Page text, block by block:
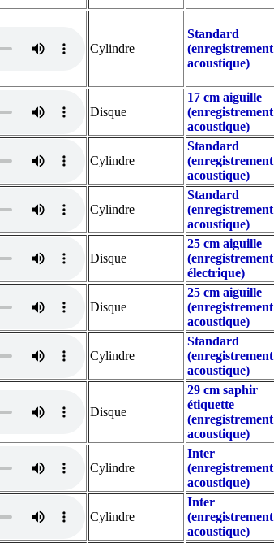
Cylindre
Standard
(enregistrement
acoustique)
Disque
17 cm aiguille
(enregistrement
acoustique)
Cylindre
Standard
(enregistrement
acoustique)
Cylindre
Standard
(enregistrement
acoustique)
Disque
25 cm aiguille
(enregistrement
électrique)
Disque
25 cm aiguille
(enregistrement
acoustique)
Cylindre
Standard
(enregistrement
acoustique)
Disque
29 cm saphir
étiquette
(enregistrement
acoustique)
Cylindre
Inter
(enregistrement
acoustique)
Cylindre
Inter
(enregistrement
acoustique)